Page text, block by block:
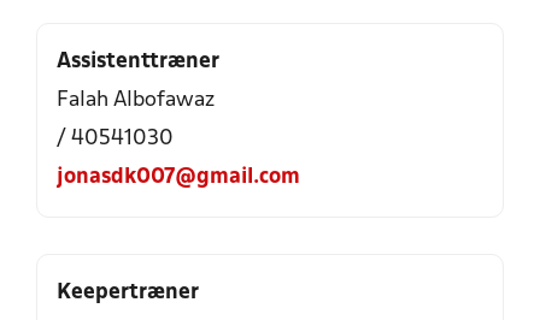
Assistenttræner
Falah Albofawaz
/ 40541030
jonasdk007@gmail.com
Keepertræner